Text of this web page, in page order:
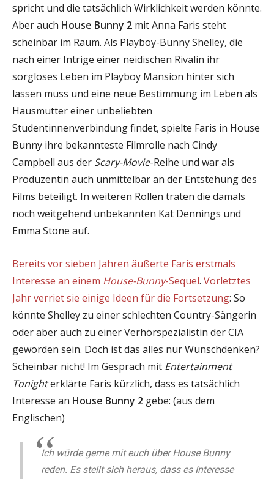
spricht und die tatsächlich Wirklichkeit werden könnte.
Aber auch House Bunny 2 mit Anna Faris steht
scheinbar im Raum. Als Playboy-Bunny Shelley, die
nach einer Intrige einer neidischen Rivalin ihr
sorgloses Leben im Playboy Mansion hinter sich
lassen muss und eine neue Bestimmung im Leben als
Hausmutter einer unbeliebten
Studentinnenverbindung findet, spielte Faris in House
Bunny ihre bekannteste Filmrolle nach Cindy
Campbell aus der Scary-Movie-Reihe und war als
Produzentin auch unmittelbar an der Entstehung des
Films beteiligt. In weiteren Rollen traten die damals
noch weitgehend unbekannten Kat Dennings und
Emma Stone auf.
Bereits vor sieben Jahren äußerte Faris erstmals
Interesse an einem House-Bunny-Sequel. Vorletztes
Jahr verriet sie einige Ideen für die Fortsetzung: So
könnte Shelley zu einer schlechten Country-Sängerin
oder aber auch zu einer Verhörspezialistin der CIA
geworden sein. Doch ist das alles nur Wunschdenken?
Scheinbar nicht! Im Gespräch mit Entertainment
Tonighterklärte Faris kürzlich, dass es tatsächlich
Interesse an House Bunny 2 gebe: (aus dem
Englischen)
Ich würde gerne mit euch über House Bunny
reden. Es stellt sich heraus, dass es Interesse